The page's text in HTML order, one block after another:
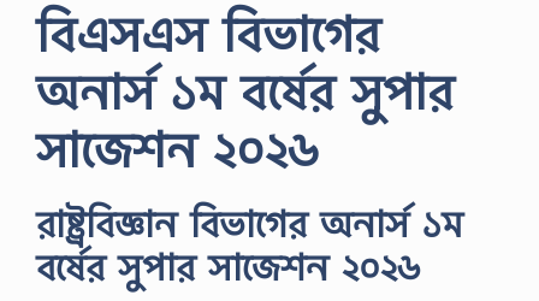
বিএসএস বিভাগের
অনার্স ১ম বর্ষের সুপার
সাজেশন ২০২৬
রাষ্ট্রবিজ্ঞান বিভাগের অনার্স ১ম
বর্ষের সুপার সাজেশন ২০২৬